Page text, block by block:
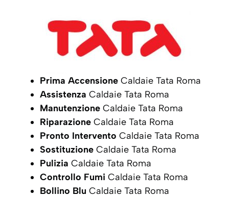
Prima Accensione Caldaie Tata Roma
Assistenza Caldaie Tata Roma
Manutenzione Caldaie Tata Roma
Riparazione Caldaie Tata Roma
Pronto Intervento Caldaie Tata Roma
Sostituzione Caldaie Tata Roma
Pulizia Caldaie Tata Roma
Controllo Fumi Caldaie Tata Roma
Bollino Blu Caldaie Tata Roma